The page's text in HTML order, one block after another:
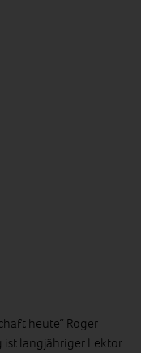
heute“ Roger
ist langjähriger Lektor